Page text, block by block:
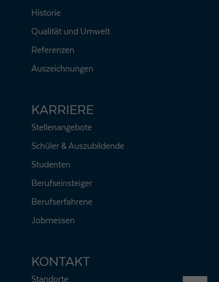
Historie
Qualität und Umwelt
Referenzen
Auszeichnungen
KARRIERE
Stellenangebote
Schüler & Auszubildende
Studenten
Berufseinsteiger
Berufserfahrene
Jobmessen
KONTAKT
Standorte